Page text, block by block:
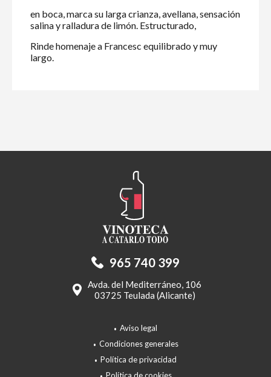
en boca, marca su larga crianza, avellana, sensación
salina y ralladura de limón. Estructurado,
Rinde homenaje a Francesc equilibrado y muy
largo.
965 740 399
Avda. del Mediterráneo, 106
03725 Teulada (Alicante)
Aviso legal
Condiciones generales
Política de privacidad